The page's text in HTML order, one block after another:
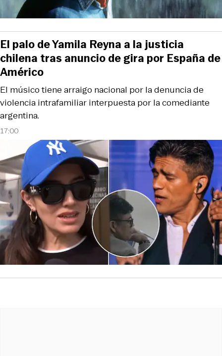
17:00
El músico tiene arraigo nacional por la denuncia de
violencia intrafamiliar interpuesta por la comediante
argentina.
El palo de Yamila Reyna a la justicia
chilena tras anuncio de gira por España de
Américo